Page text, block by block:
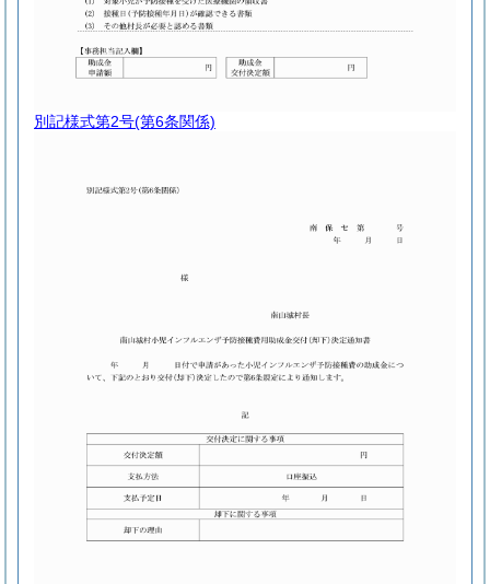
別記様式第2号(第6条関係)